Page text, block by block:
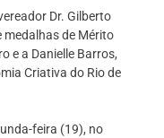
Dr. Gilberto
medalhas de Mérito
e a Danielle Barros,
Criativa do Rio de
feira (19), no